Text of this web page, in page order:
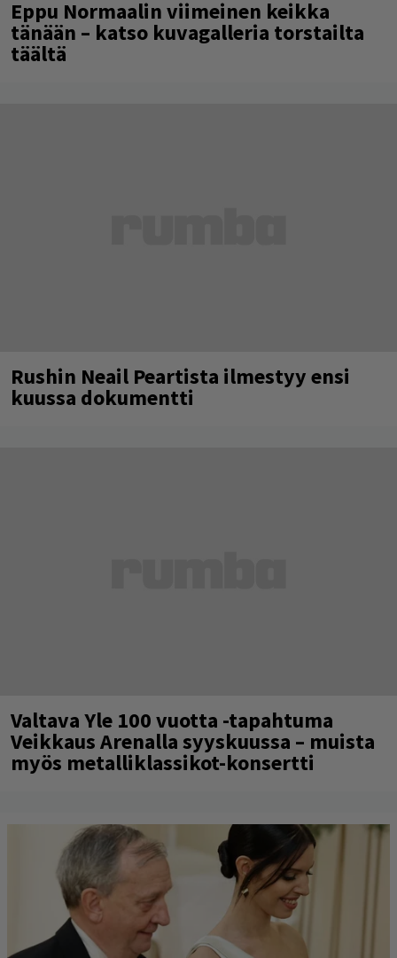
Eppu Normaalin viimeinen keikka
tänään – katso kuvagalleria torstailta
täältä
Rushin Neail Peartista ilmestyy ensi
kuussa dokumentti
Valtava Yle 100 vuotta -tapahtuma
Veikkaus Arenalla syyskuussa – muista
myös metalliklassikot-konsertti